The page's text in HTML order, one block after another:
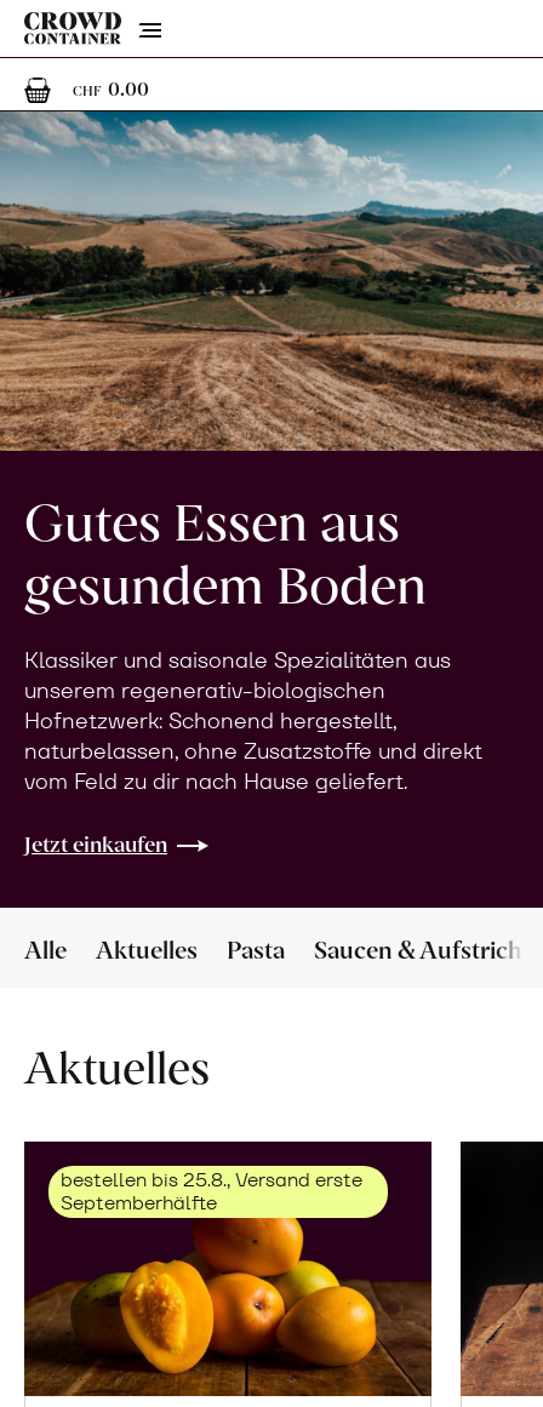
Menu
CHF 0.000 Artikel im Warenkorb
Gutes Essen aus
gesundem Boden
Klassiker und saisonale Spezialitäten aus
unserem regenerativ-biologischen
Hofnetzwerk: Schonend hergestellt,
naturbelassen, ohne Zusatzstoffe und direkt
vom Feld zu dir nach Hause geliefert.
Jetzt einkaufen
Alle Aktuelles Pasta Saucen & Aufstriche
Aktuelles
bestellen bis 25.8., Versand erste
Septemberhälfte